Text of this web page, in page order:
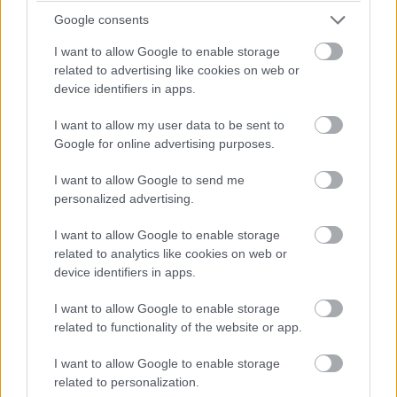
Google consents
I want to allow Google to enable storage
related to advertising like cookies on web or
device identifiers in apps.
I want to allow my user data to be sent to
Google for online advertising purposes.
I want to allow Google to send me
personalized advertising.
I want to allow Google to enable storage
related to analytics like cookies on web or
device identifiers in apps.
I want to allow Google to enable storage
related to functionality of the website or app.
I want to allow Google to enable storage
related to personalization.
Hamilton a cseréje után kulcsfontosságú manővert hajtott
végre: sikerült maga mögött tartani Strollt.
Hopp, Tsunoda visszaelőzte Albont, Alonso pedig a kiállása
után Hülkenberget kergeti – aki még nem járt a bokszban,
ahogy az első nyolcasból senki.
Perez előnye minimálisan csökken, de a felzárkózás tempója
semmiképp se nevezhető óriásinak.
Albon Tsunodát is megelőzte, a kiállások után akár hatodik is
lehet a szezon egyik legkellemesebb meglepetése.